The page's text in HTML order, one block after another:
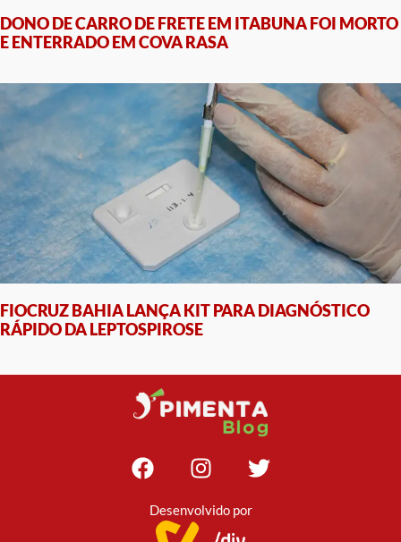
DONO DE CARRO DE FRETE EM ITABUNA FOI MORTO
E ENTERRADO EM COVA RASA
FIOCRUZ BAHIA LANÇA KIT PARA DIAGNÓSTICO
RÁPIDO DA LEPTOSPIROSE
Desenvolvido por